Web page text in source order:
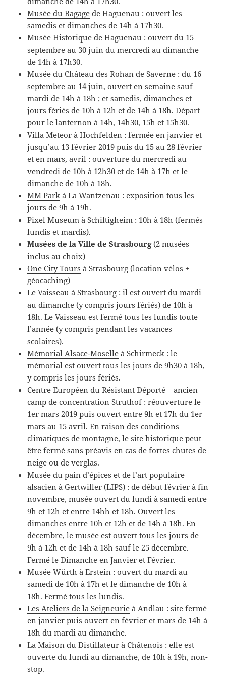
Musée du Bagage de Haguenau : ouvert les
samedis et dimanches de 14h à 17h30.
Musée Historique de Haguenau : ouvert du 15
septembre au 30 juin du mercredi au dimanche
de 14h à 17h30.
Musée du Château des Rohan de Saverne : du 16
septembre au 14 juin, ouvert en semaine sauf
mardi de 14h à 18h ; et samedis, dimanches et
jours fériés de 10h à 12h et de 14h à 18h. Départ
pour le lanternon à 14h, 14h30, 15h et 15h30.
Villa Meteorà Hochfelden : fermée en janvier et
jusqu’au 13 février 2019 puis du 15 au 28 février
et en mars, avril : ouverture du mercredi au
vendredi de 10h à 12h30 et de 14h à 17h et le
dimanche de 10h à 18h.
MM Park à La Wantzenau : exposition tous les
jours de 9h à 19h.
Pixel Museum à Schiltigheim : 10h à 18h (fermés
lundis et mardis).
Musées de la Ville de Strasbourg(2 musées
inclus au choix)
One City Tours à Strasbourg (location vélos +
géocaching)
Le Vaisseau à Strasbourg : il est ouvert du mardi
au dimanche (y compris jours fériés) de 10h à
18h. Le Vaisseau est fermé tous les lundis toute
l’année (y compris pendant les vacances
scolaires).
Mémorial Alsace-Moselle à Schirmeck : le
mémorial est ouvert tous les jours de 9h30 à 18h,
y compris les jours fériés.
Centre Européen du Résistant Déporté – ancien
camp de concentration Struthof : réouverture le
1er mars 2019 puis ouvert entre 9h et 17h du 1er
mars au 15 avril. En raison des conditions
climatiques de montagne, le site historique peut
être fermé sans préavis en cas de fortes chutes de
neige ou de verglas.
Musée du pain d’épices et de l’art populaire
alsacien à Gertwiller (LIPS) : de début février à fin
novembre, musée ouvert du lundi à samedi entre
9h et 12h et entre 14hh et 18h. Ouvert les
dimanches entre 10h et 12h et de 14h à 18h. En
décembre, le musée est ouvert tous les jours de
9h à 12h et de 14h à 18h sauf le 25 décembre.
Fermé le Dimanche en Janvier et Février.
Musée Würth à Erstein : ouvert du mardi au
samedi de 10h à 17h et le dimanche de 10h à
18h. Fermé tous les lundis.
Les Ateliers de la Seigneurie à Andlau : site fermé
en janvier puis ouvert en février et mars de 14h à
18h du mardi au dimanche.
LaMaison du Distillateur à Châtenois : elle est
ouverte du lundi au dimanche, de 10h à 19h, non-
stop.